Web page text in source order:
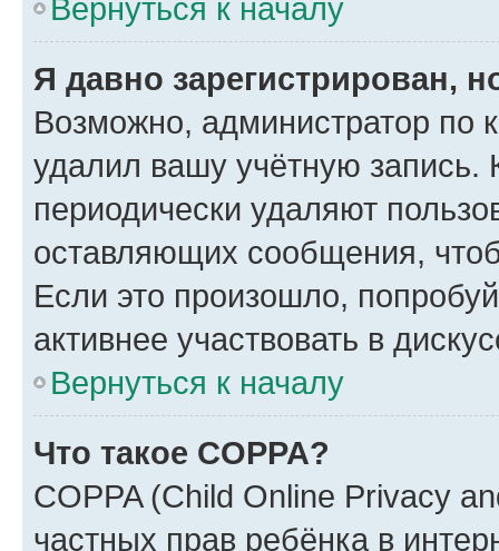
Вернуться к началу
Я давно зарегистрирован,
Возможно, администратор по
удалил вашу учётную запись.
периодически удаляют
оставляющих сообщения,
Если это произошло,
активнее участвовать в
Вернуться к началу
Что такое COPPA?
COPPA (Child Online Privacy
частных прав ребёнка в